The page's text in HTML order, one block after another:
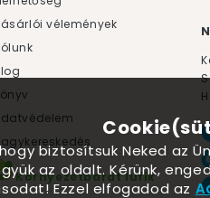
vélemények
Környezetbarát lufik
biztosítsuk Neked az
az oldalt. Kérünk,
Ezzel elfogadod az